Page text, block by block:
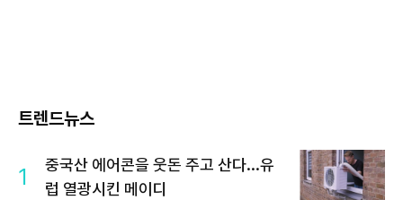
트렌드뉴스
1
중국산 에어콘을 웃돈 주고 산다...유
럽 열광시킨 메이디